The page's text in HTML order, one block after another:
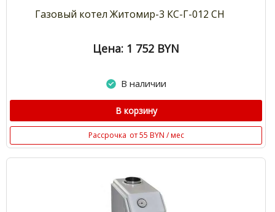
Газовый котел Житомир-3 КС-Г-012 СН
Цена: 1 752 BYN
В наличии
В корзину
Рассрочка от 55 BYN / мес